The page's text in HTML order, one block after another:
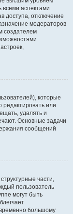
всеми аспектами
доступа, отключение
модераторов
создателем
которые
или
удалять и
Основные задачи
сообщений
части,
пользователь
могут быть
большому